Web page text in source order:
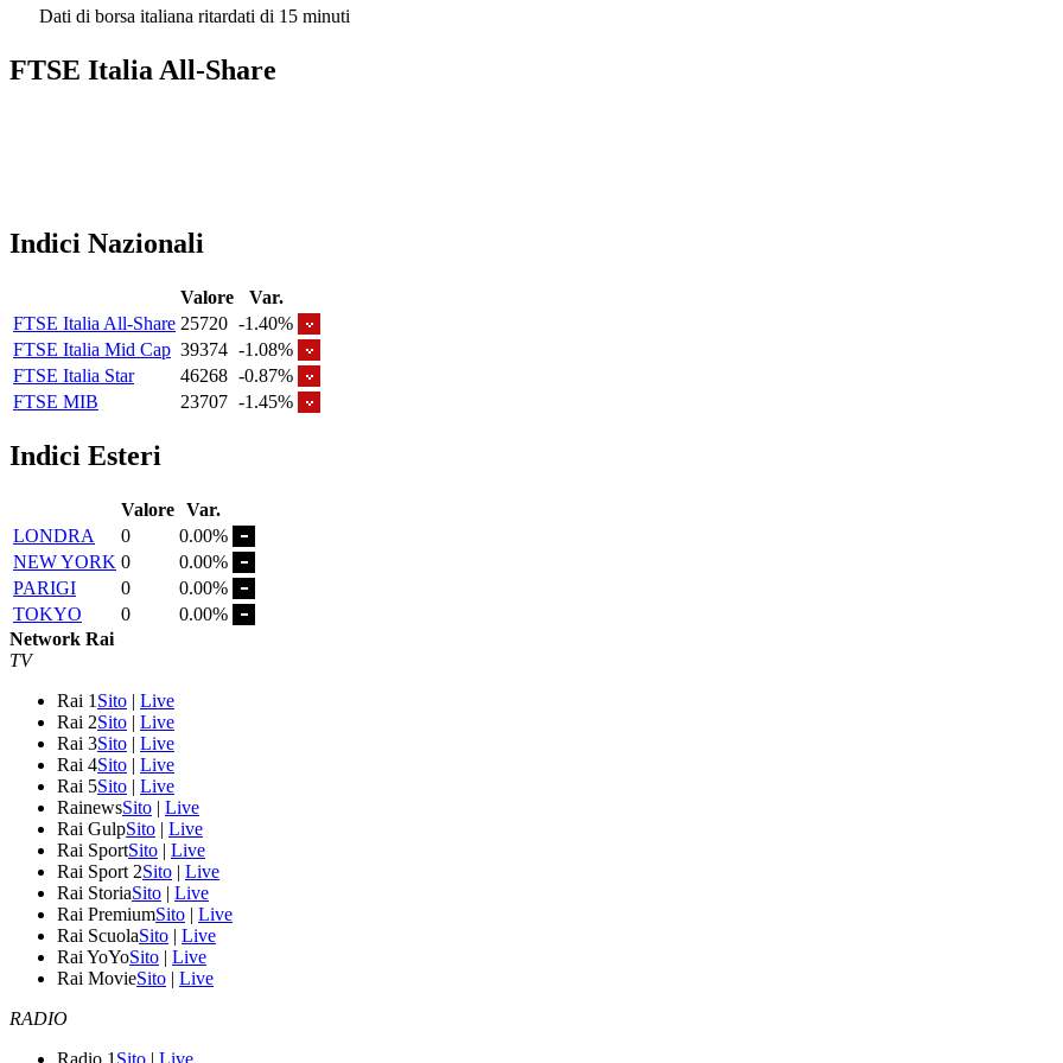
Dati di borsa italiana ritardati di 15 minuti
FTSE Italia All-Share
Indici Nazionali
Valore
Var.
FTSE Italia All-Share 25720 -1.40%
FTSE Italia Mid Cap 39374 -1.08%
FTSE Italia Star
46268 -0.87%
FTSE MIB
23707 -1.45%
Indici Esteri
Valore Var.
LONDRA
0
0.00%
NEW YORK 0
0.00%
PARIGI
0
0.00%
TOKYO
0
0.00%
Network Rai
TV
Rai 1 Sito | Live
Rai 2Sito | Live
Rai 3Sito | Live
Rai 4Sito | Live
Rai 5Sito | Live
RainewsSito | Live
Rai GulpSito | Live
Rai SportSito | Live
Rai Sport 2Sito | Live
Rai StoriaSito | Live
Rai PremiumSito | Live
Rai ScuolaSito | Live
Rai YoYoSito | Live
Rai MovieSito | Live
RADIO
Radio 1 Sito | Live